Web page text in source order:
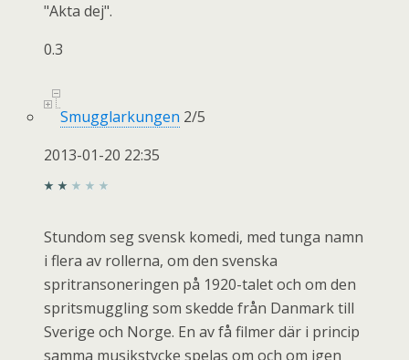
"Akta dej".
0.3
Smugglarkungen 2/5
2013-01-20 22:35
Stundom seg svensk komedi, med tunga namn
i flera av rollerna, om den svenska
spritransoneringen på 1920-talet och om den
spritsmuggling som skedde från Danmark till
Sverige och Norge. En av få filmer där i princip
samma musikstycke spelas om och om igen